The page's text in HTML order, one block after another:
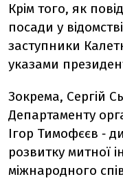
Крім того, як
посади у
заступники
указами
Зокрема, Сергій
Департаменту
Ігор Тимофєєв ‑
розвитку митної
міжнародного